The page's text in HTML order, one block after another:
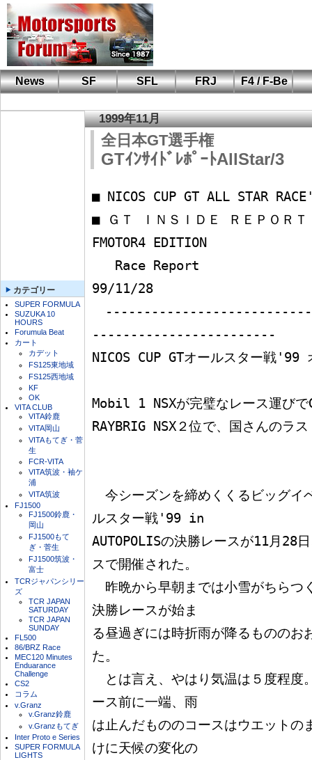
News SF SFL FRJ
F4 / F-Be
カテゴリー
SUPER FORMULA
SUZUKA 10
HOURS
Forumula Beat
カート
カデット
FS125東地域
FS125西地域
KF
OK
VITA CLUB
VITA鈴鹿
VITA岡山
VITAもてぎ・菅
生
FCR-VITA
VITA筑波・袖ケ
浦
VITA筑波
FJ1500
FJ1500鈴鹿・
岡山
FJ1500もて
ぎ・菅生
FJ1500筑波・
富士
TCRジャパンシリー
ズ
TCR JAPAN
SATURDAY
TCR JAPAN
SUNDAY
FL500
86/BRZ Race
MEC120 Minutes
Enduarance
Challenge
CS2
コラム
v.Granz
v.Granz鈴鹿
v.Granzもてぎ
Inter Proto e Series
SUPER FORMULA
LIGHTS
1999年11月
全日本GT選手権
GTｲﾝｻｲﾄﾞﾚﾎﾟｰﾄAllStar/3
■ NICOS CUP GT ALL STAR
■ ＧＴ ＩＮＳＩＤＥ ＲＥＰＯＲＴ
FMOTOR4 EDITION
99/11/28
------------------------
NICOS CUP GTオールスター戦
Mobil 1 NSXが完璧なレース運び
RAYBRIG NSX２位で、国さんのラ
今シーズンを締めくくるビッグイ
ルスター戦'99 in
AUTOPOLISの決勝レースが11月28
スで開催された。
昨晩から早朝までは小雪がちらつ
決勝レースが始ま
る昼過ぎには時折雨が降るもののお
た。
とは言え、やはり気温は５度程度
ース前に一端、雨
は止んだもののコースはウエットの
けに天候の変化の